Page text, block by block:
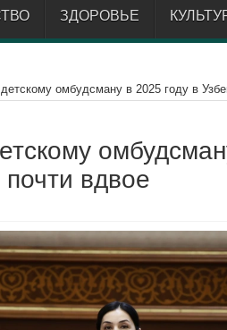
ЗДОРОВЬЕ
омбудсману в 2025 году в
вдвое